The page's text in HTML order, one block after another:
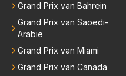
Grand Prix van Bahrein
Grand Prix van Saoedi-
Arabië
Grand Prix van Miami
Grand Prix van Canada